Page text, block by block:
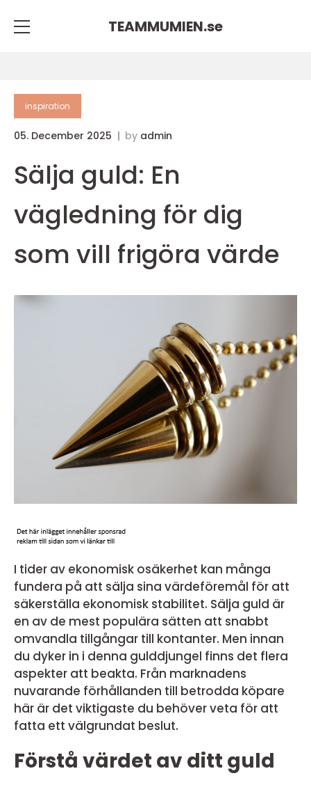
TEAMMUMIEN.se
inspiration
05. December 2025 by admin
Sälja guld: En
vägledning för dig
som vill frigöra värde
I tider av ekonomisk osäkerhet kan många
fundera på att sälja sina värdeföremål för att
säkerställa ekonomisk stabilitet. Sälja guld är
en av de mest populära sätten att snabbt
omvandla tillgångar till kontanter. Men innan
du dyker in i denna gulddjungel finns det flera
aspekter att beakta. Från marknadens
nuvarande förhållanden till betrodda köpare
här är det viktigaste du behöver veta för att
fatta ett välgrundat beslut.
Förstå värdet av ditt guld